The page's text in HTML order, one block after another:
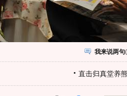
我来说两句(
直击归真堂养